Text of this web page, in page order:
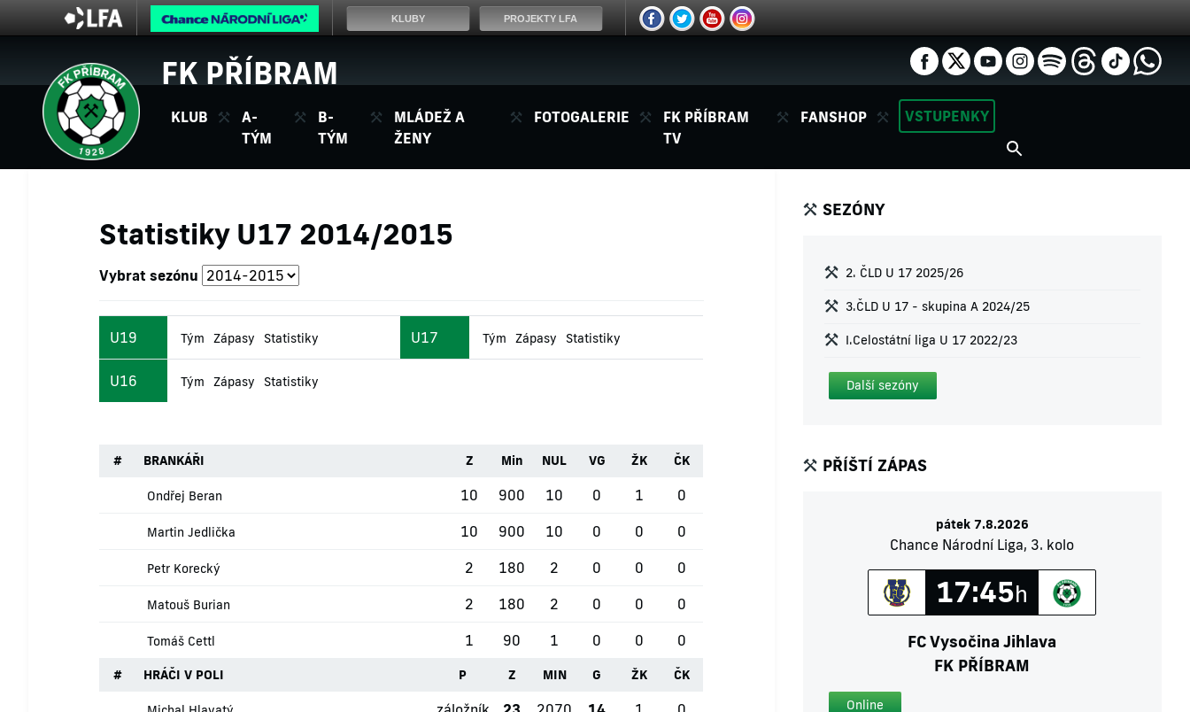
FK PŘÍBRAM
KLUB
A-
TÝM
B-
TÝM
MLÁDEŽ A
ŽENY
FOTOGALERIE
FK PŘÍBRAM
TV
FANSHOP VSTUPENKY
Statistiky U17 2014/2015
Vybrat sezónu
U19 Tým Zápasy Statistiky U17 Tým Zápasy Statistiky
U16 Tým Zápasy Statistiky
# BRANKÁŘI Z Min NUL VG ŽK ČK
Ondřej Beran 10 900 10 0 1 0
Martin Jedlička 10 900 10 0 0 0
Petr Korecký 2 180 2 0 0 0
Matouš Burian 2 180 2 0 0 0
Tomáš Cettl 1 90 1 0 0 0
# HRÁČI V POLI P Z MIN G ŽK ČK
SEZÓNY
2. ČLD U 17 2025/26
3.ČLD U 17 - skupina A 2024/25
I.Celostátní liga U 17 2022/23
Další sezóny
PŘÍŠTÍ ZÁPAS
pátek 7.8.2026
Chance Národní Liga, 3. kolo
17:45h
FC Vysočina Jihlava
FK PŘÍBRAM
Online
KLUBY PROJEKTY LFA